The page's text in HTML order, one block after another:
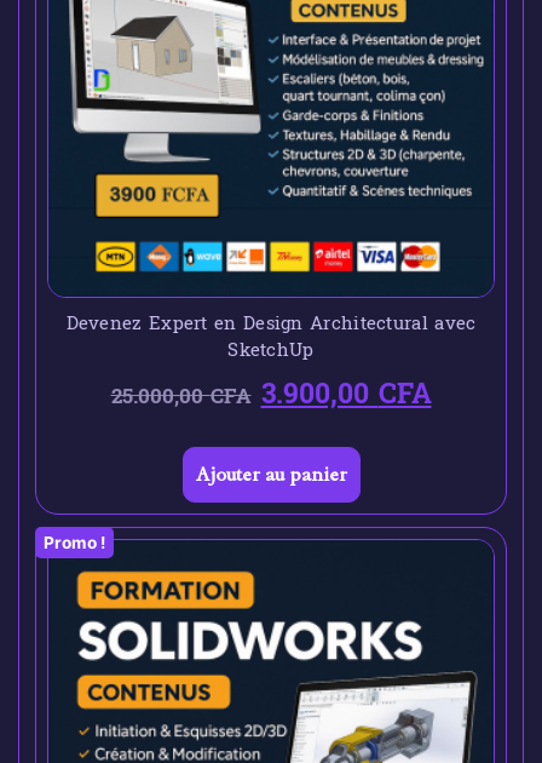
Devenez Expert en Design Architectural avec
SketchUp
25.000,00CFA 3.900,00CFA
Ajouter au panier
Promo !